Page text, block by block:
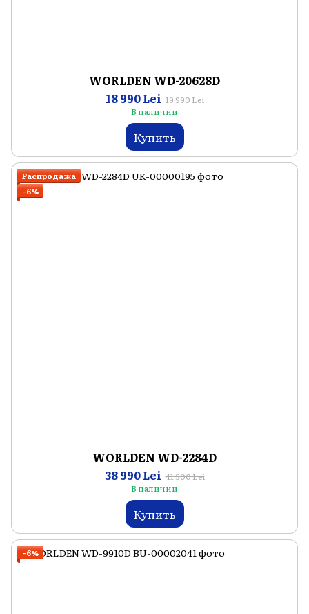
WORLDEN WD-20628D
18 990 Lei 19 990 Lei
В наличии
Купить
Распродажа
−6%
WORLDEN WD-2284D
38 990 Lei 41 500 Lei
В наличии
Купить
−6%